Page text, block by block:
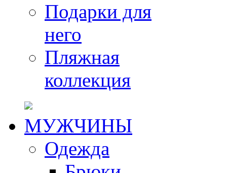
Подарки для
него
Пляжная
коллекция
МУЖЧИНЫ
Одежда